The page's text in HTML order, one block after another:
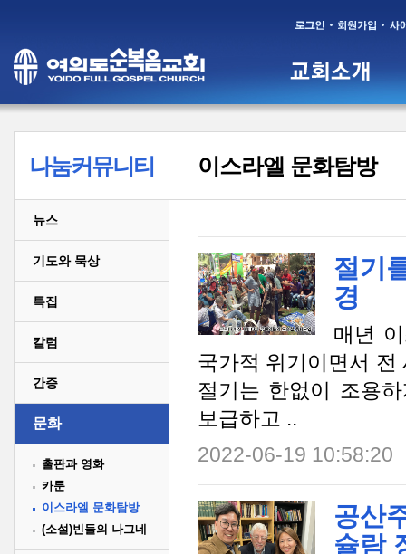
나눔커뮤니티
뉴스
기도와 묵상
특집
칼럼
간증
문화
출판과 영화
카툰
이스라엘 문화탐방
(소설)빈들의 나그네
이스라엘 문화탐방
절기
경
매년
국가적 위기이면서
절기는 한없이 조용
보급하고 ..
2022-06-19 10:58:20
공산
슐람